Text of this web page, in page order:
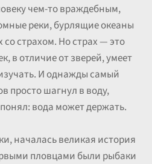
чем-то враждебным,
реки, бурлящие океаны
страхом. Но страх — это
в отличие от зверей, умеет
И однажды самый
просто шагнул в воду,
вода может держать.
началась великая история
пловцами были рыбаки